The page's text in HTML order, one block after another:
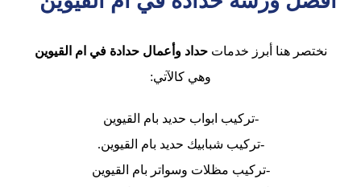
نختصر هنا أبرز خدماتحداد وأعمال حدادة في ام القيوين
وهي كالآتي:
-تركيب ابواب حديد بام القيوين
-تركيب شبابيك حديد بام القيوين.
-تركيب مظلات وسواتر بام القيوين